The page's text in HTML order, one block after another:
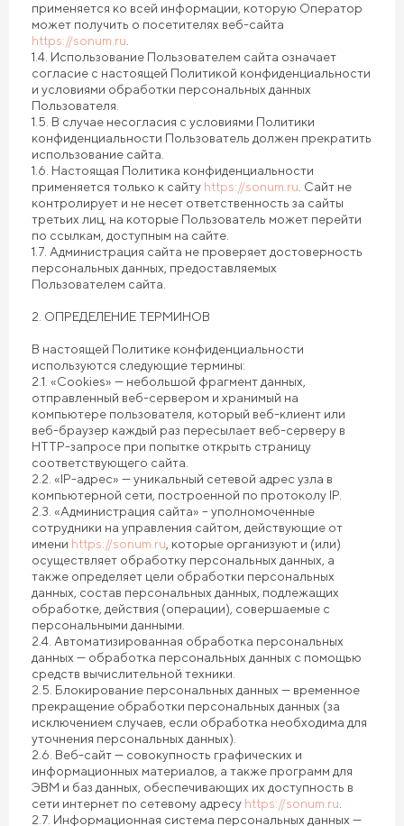
применяется ко всей информации, которую Оператор
может получить о посетителях веб-сайта
https://sonum.ru
1.4. Использование Пользователем сайта означает
согласие с настоящей Политикой конфиденциальности
и условиями обработки персональных данных
Пользователя.
1.5. В случае несогласия с условиями Политики
конфиденциальности Пользователь должен прекратить
использование сайта.
1.6. Настоящая Политика конфиденциальности
применяется только к сайту https://sonum.ru . Сайт не
контролирует и не несет ответственность за сайты
третьих лиц, на которые Пользователь может перейти
по ссылкам, доступным на сайте.
1.7. Администрация сайта не проверяет достоверность
персональных данных, предоставляемых
Пользователем сайта.
2. ОПРЕДЕЛЕНИЕ ТЕРМИНОВ
В настоящей Политике конфиденциальности
используются следующие термины:
2.1. «Cookies» — небольшой фрагмент данных,
отправленный веб-сервером и хранимый на
компьютере пользователя, который веб-клиент или
веб-браузер каждый раз пересылает веб-серверу в
HTTP-запросе при попытке открыть страницу
соответствующего сайта.
2.2. «IP-адрес» — уникальный сетевой адрес узла в
компьютерной сети, построенной по протоколу IP.
2.3. «Администрация сайта» – уполномоченные
сотрудники на управления сайтом, действующие от
имени https://sonum.ru , которые организуют и (или)
осуществляет обработку персональных данных, а
также определяет цели обработки персональных
данных, состав персональных данных, подлежащих
обработке, действия (операции), совершаемые с
персональными данными.
2.4. Автоматизированная обработка персональных
данных — обработка персональных данных с помощью
средств вычислительной техники.
2.5. Блокирование персональных данных — временное
прекращение обработки персональных данных (за
исключением случаев, если обработка необходима для
уточнения персональных данных).
2.6. Веб-сайт — совокупность графических и
информационных материалов, а также программ для
ЭВМ и баз данных, обеспечивающих их доступность в
сети интернет по сетевому адресу https://sonum.ru
2.7. Информационная система персональных данных —